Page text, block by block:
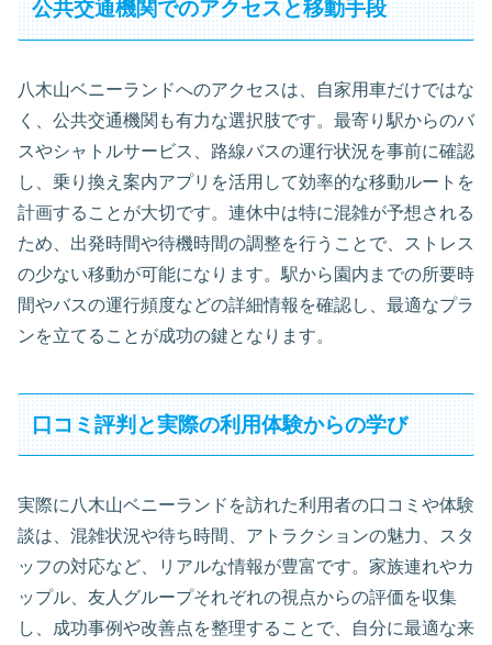
公共交通機関でのアクセスと移動手段
八木山ベニーランドへのアクセスは、自家用車だけではな
く、公共交通機関も有力な選択肢です。最寄り駅からのバ
スやシャトルサービス、路線バスの運行状況を事前に確認
し、乗り換え案内アプリを活用して効率的な移動ルートを
計画することが大切です。連休中は特に混雑が予想される
ため、出発時間や待機時間の調整を行うことで、ストレス
の少ない移動が可能になります。駅から園内までの所要時
間やバスの運行頻度などの詳細情報を確認し、最適なプラ
ンを立てることが成功の鍵となります。
口コミ評判と実際の利用体験からの学び
実際に八木山ベニーランドを訪れた利用者の口コミや体験
談は、混雑状況や待ち時間、アトラクションの魅力、スタ
ッフの対応など、リアルな情報が豊富です。家族連れやカ
ップル、友人グループそれぞれの視点からの評価を収集
し、成功事例や改善点を整理することで、自分に最適な来